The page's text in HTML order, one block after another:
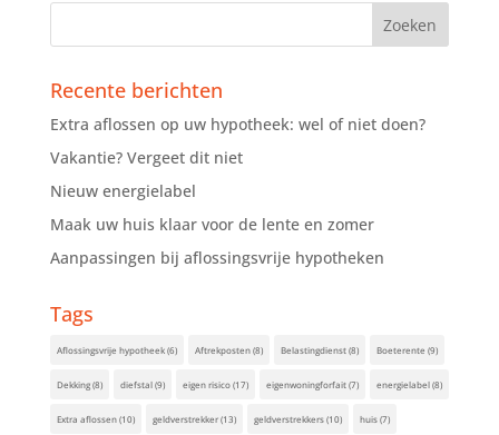
Recente berichten
Extra aflossen op uw hypotheek: wel of niet doen?
Vakantie? Vergeet dit niet
Nieuw energielabel
Maak uw huis klaar voor de lente en zomer
Aanpassingen bij aflossingsvrije hypotheken
Tags
Aflossingsvrije hypotheek(6) Aftrekposten(8) Belastingdienst(8) Boeterente (9)
Dekking(8) diefstal(9) eigen risico(17) eigenwoningforfait(7) energielabel(8)
Extra aflossen(10) geldverstrekker(13) geldverstrekkers(10) huis(7)